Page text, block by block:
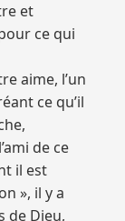
et
ce qui
aime, l’un
ce qu’il
de ce
il est
», il y a
de Dieu,